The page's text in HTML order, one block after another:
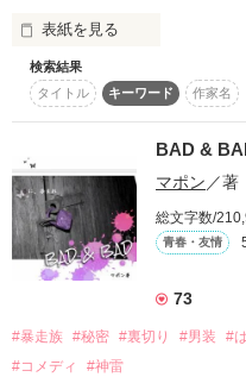
だけど……配属されたのはレ
「その瞳の色……」
「！！！」
鋭いギルに男装がバレそうな
ドキドキしながら男装執事と
そんなリリィは、屋敷でい
リリィの自由気ままさにみ
そしてリリィは人と関わる楽
……なった？
いたずらっ子で甘えん坊な
「「兄貴ー、これお願いね
「自分でやれ！」
そして
「こちらが久遠さんのご家
「「こんばんはー！！」」
まさかのテレビ出演！？
さらに…
表紙を見る
皆様の応援、ご要望にお応え
【俺、兄貴になりました】シ
ハチャメチャな10人兄弟の
今回のお話は、時間を遡っ
検索結果
タイトル
キーワード 作家名
BAD &
マポン ／著
総文字数/
青春・友情
73
#暴走族 #秘密 #裏切り #男装 #
#コメディ
#神雷